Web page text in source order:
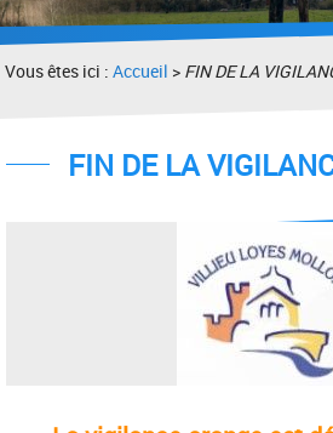
Vous êtes ici :Accueil > FIN DE LA
FIN DE LA